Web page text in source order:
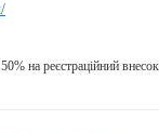
на реєстраційний